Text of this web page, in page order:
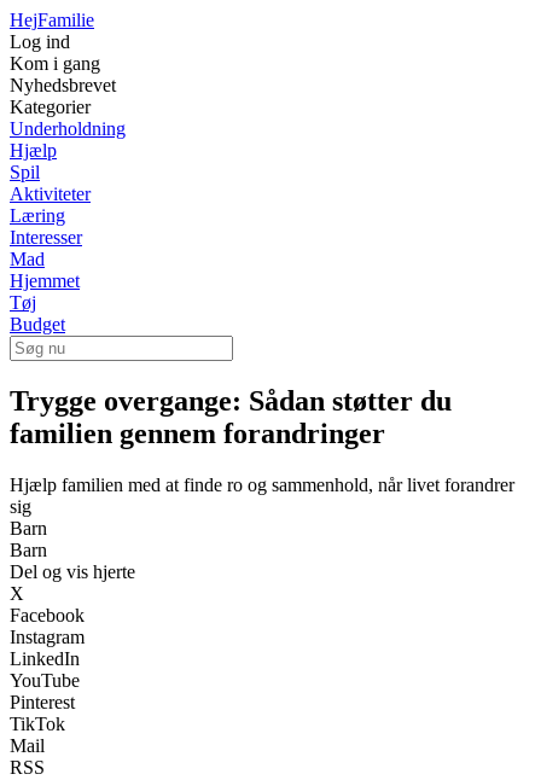
HejFamilie
Log ind
Kom i gang
Nyhedsbrevet
Kategorier
Underholdning
Hjælp
Spil
Aktiviteter
Læring
Interesser
Mad
Hjemmet
Tøj
Budget
Trygge overgange: Sådan støtter du
familien gennem forandringer
Hjælp familien med at finde ro og sammenhold, når livet forandrer
sig
Barn
Barn
Del og vis hjerte
X
Facebook
Instagram
LinkedIn
YouTube
Pinterest
TikTok
Mail
RSS